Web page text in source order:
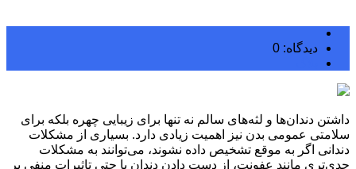
دیدگاه: 0
داشتن دندان‌ها و لثه‌های سالم نه تنها برای زیبایی چهره بلکه برای
سلامتی عمومی بدن نیز اهمیت زیادی دارد. بسیاری از مشکلات
دندانی اگر به موقع تشخیص داده نشوند، می‌توانند به مشکلات
جدی‌تری مانند عفونت، از دست دادن دندان یا حتی تاثیرات منفی بر